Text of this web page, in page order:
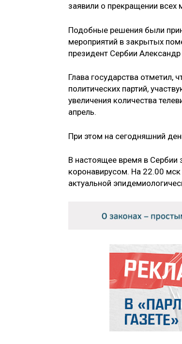
заявили о прекращении
Подобные решения были
мероприятий в закрытых
президент Сербии Александр
Глава государства отметил,
политических партий,
увеличения количества
апрель.
При этом на сегодняшний
В настоящее время в Сербии
коронавирусом. На 22.00
актуальной